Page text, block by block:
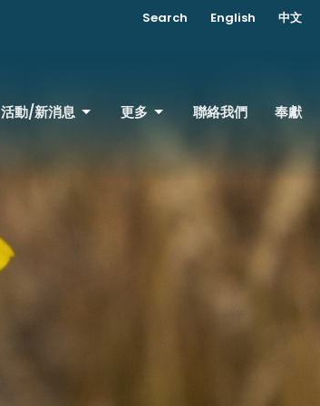
Search English 中文
活動/新消息 更多 聯絡我們 奉獻